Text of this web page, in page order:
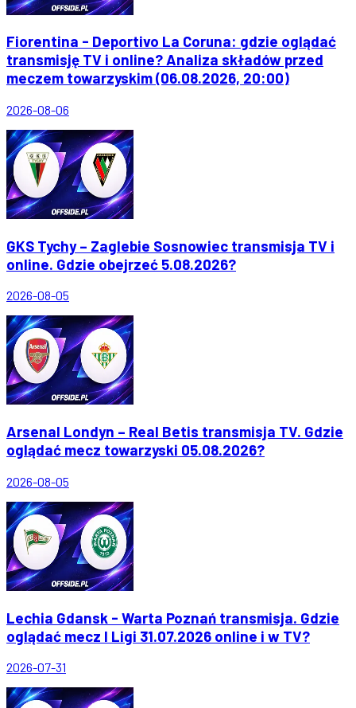
Fiorentina - Deportivo La Coruna: gdzie oglądać
transmisję TV i online? Analiza składów przed
meczem towarzyskim (06.08.2026, 20:00)
2026-08-06
GKS Tychy – Zaglebie Sosnowiec transmisja TV i
online. Gdzie obejrzeć 5.08.2026?
2026-08-05
Arsenal Londyn – Real Betis transmisja TV. Gdzie
oglądać mecz towarzyski 05.08.2026?
2026-08-05
Lechia Gdansk - Warta Poznań transmisja. Gdzie
oglądać mecz I Ligi 31.07.2026 online i w TV?
2026-07-31